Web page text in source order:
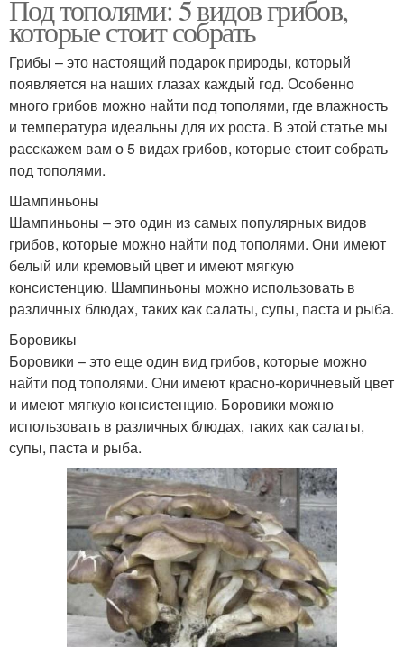
Под тополями: 5 видов грибов,
которые стоит собрать
Грибы – это настоящий подарок природы, который
появляется на наших глазах каждый год. Особенно
много грибов можно найти под тополями, где влажность
и температура идеальны для их роста. В этой статье мы
расскажем вам о 5 видах грибов, которые стоит собрать
под тополями.
Шампиньоны
Шампиньоны – это один из самых популярных видов
грибов, которые можно найти под тополями. Они имеют
белый или кремовый цвет и имеют мягкую
консистенцию. Шампиньоны можно использовать в
различных блюдах, таких как салаты, супы, паста и рыба.
Боровикы
Боровики – это еще один вид грибов, которые можно
найти под тополями. Они имеют красно-коричневый цвет
и имеют мягкую консистенцию. Боровики можно
использовать в различных блюдах, таких как салаты,
супы, паста и рыба.